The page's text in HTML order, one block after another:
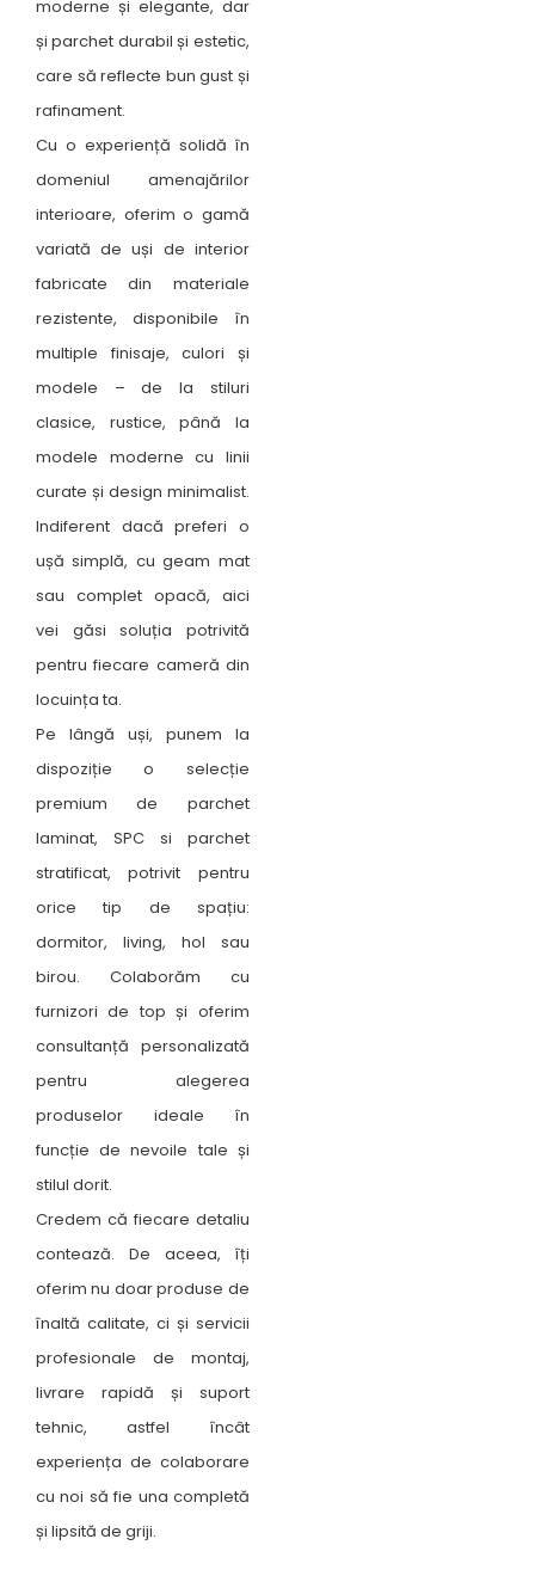
moderne și elegante, dar
și parchet durabil și estetic,
care să reflecte bun gust și
rafinament.
Cu o experiență solidă în
domeniul amenajărilor
interioare, oferim o gamă
variată de uși de interior
fabricate din materiale
rezistente, disponibile în
multiple finisaje, culori și
modele – de la stiluri
clasice, rustice, până la
modele moderne cu linii
curate și design minimalist.
Indiferent dacă preferi o
ușă simplă, cu geam mat
sau complet opacă, aici
vei găsi soluția potrivită
pentru fiecare cameră din
locuința ta.
Pe lângă uși, punem la
dispoziție o selecție
premium de parchet
laminat, SPC si parchet
stratificat, potrivit pentru
orice tip de spațiu:
dormitor, living, hol sau
birou. Colaborăm cu
furnizori de top și oferim
consultanță personalizată
pentru alegerea
produselor ideale în
funcție de nevoile tale și
stilul dorit.
Credem că fiecare detaliu
contează. De aceea, îți
oferim nu doar produse de
înaltă calitate, ci și servicii
profesionale de montaj,
livrare rapidă și suport
tehnic, astfel încât
experiența de colaborare
cu noi să fie una completă
și lipsită de griji.